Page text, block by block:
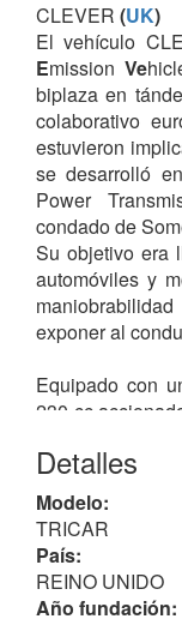
CLEVER (UK)
El vehículo
EmissionVe
biplaza en
colaborativo
estuvieron
se desarrolló
Power
condado de
Su objetivo era
automóviles y
exponer al
Equipado con
230 cc
ancho por
máxima de
eficiencia de
millas) por
más que 50 gr/
kilómetros, con
Detalles
Modelo:
TRICAR
País:
REINO UNIDO
Año fundación: